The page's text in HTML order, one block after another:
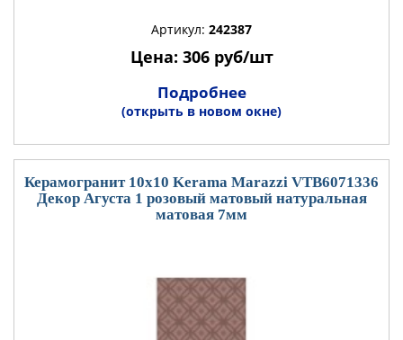
Артикул: 242387
Цена: 306 руб/шт
Подробнее
(открыть в новом окне)
Керамогранит 10x10 Kerama Marazzi VTB6071336
Декор Агуста 1 розовый матовый натуральная
матовая 7мм